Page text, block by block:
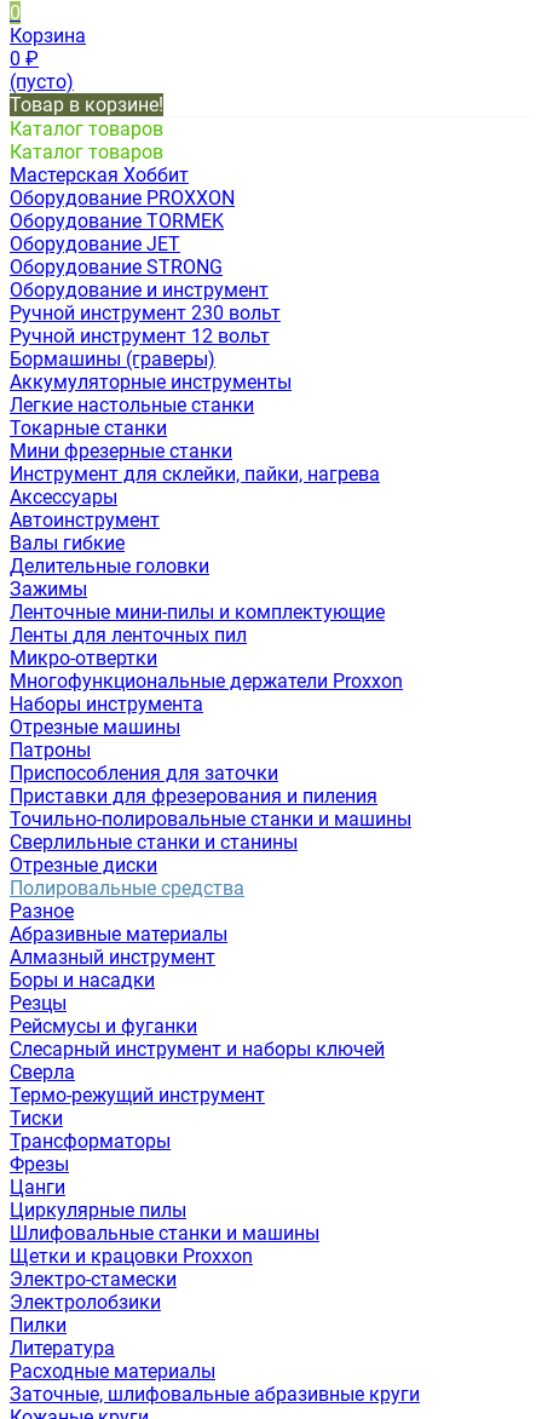
0
Корзина
0 ₽
(пусто)
Товар в корзине!
Каталог товаров
Каталог товаров
Мастерская Хоббит
Оборудование PROXXON
Оборудование TORMEK
Оборудование JET
Оборудование STRONG
Оборудование и инструмент
Ручной инструмент 230 вольт
Ручной инструмент 12 вольт
Бормашины (граверы)
Аккумуляторные инструменты
Легкие настольные станки
Токарные станки
Мини фрезерные станки
Инструмент для склейки, пайки, нагрева
Аксессуары
Автоинструмент
Валы гибкие
Делительные головки
Зажимы
Ленточные мини-пилы и комплектующие
Ленты для ленточных пил
Микро-отвертки
Многофункциональные держатели Proxxon
Наборы инструмента
Отрезные машины
Патроны
Приспособления для заточки
Приставки для фрезерования и пиления
Точильно-полировальные станки и машины
Сверлильные станки и станины
Отрезные диски
Полировальные средства
Разное
Абразивные материалы
Алмазный инструмент
Боры и насадки
Резцы
Рейсмусы и фуганки
Слесарный инструмент и наборы ключей
Сверла
Термо-режущий инструмент
Тиски
Трансформаторы
Фрезы
Цанги
Циркулярные пилы
Шлифовальные станки и машины
Щетки и крацовки Proxxon
Электро-стамески
Электролобзики
Пилки
Литература
Расходные материалы
Заточные, шлифовальные абразивные круги